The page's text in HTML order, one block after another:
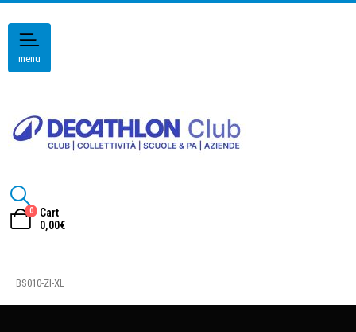
menu
0
Cart
0,00€
BS010-ZI-XL